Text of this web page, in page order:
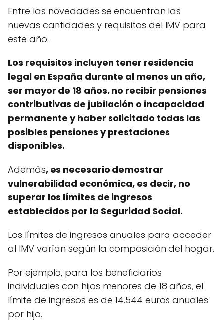
Entre las novedades se encuentran las
nuevas cantidades y requisitos del IMV para
este año.
Los requisitos incluyen tener residencia
legal en España durante al menos un año,
ser mayor de 18 años, no recibir pensiones
contributivas de jubilación o incapacidad
permanente y haber solicitado todas las
posibles pensiones y prestaciones
disponibles.
Además, es necesario demostrar
vulnerabilidad económica, es decir, no
superar los límites de ingresos
establecidos por la Seguridad Social.
Los límites de ingresos anuales para acceder
al IMV varían según la composición del hogar.
Por ejemplo, para los beneficiarios
individuales con hijos menores de 18 años, el
límite de ingresos es de 14.544 euros anuales
por hijo.